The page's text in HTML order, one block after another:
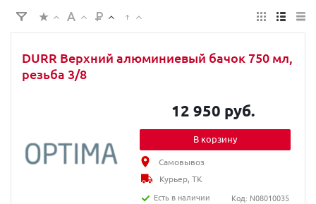
DURR Верхний алюминиевый бачок 750 мл,
резьба 3/8
12 950 руб.
В корзину
Самовывоз
Курьер, ТК
Есть в наличии
Код: N08010035